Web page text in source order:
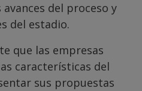
del proceso y
del estadio.
que las empresas
características del
sus propuestas